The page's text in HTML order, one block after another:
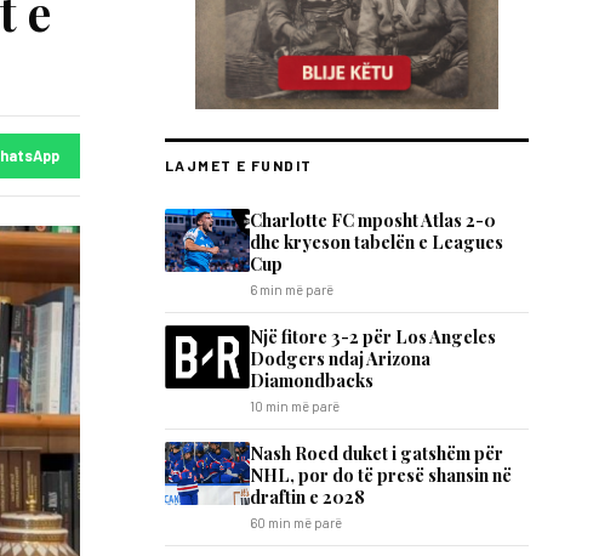
LAJMET E FUNDIT
Charlotte FC mposht Atlas 2-0
dhe kryeson tabelën e Leagues
Cup
6 min më parë
Një fitore 3-2 për Los Angeles
Dodgers ndaj Arizona
Diamondbacks
10 min më parë
Nash Roed duket i gatshëm për
NHL, por do të presë shansin në
draftin e 2028
60 min më parë